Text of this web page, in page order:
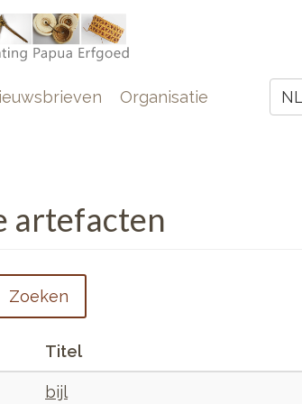
Organisatie
artefacten
Zoeken
Titel
bijl